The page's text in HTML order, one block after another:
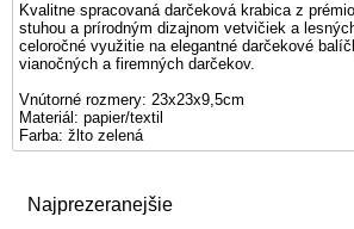
Najprezeranejšie
Kvalitne spracovaná darčeková krabica z
stuhou a prírodným dizajnom vetvičiek a
celoročné využitie na elegantné darčekové
vianočných a firemných darčekov.
Vnútorné rozmery: 23x23x9,5cm
Materiál: papier/textil
Farba: žlto zelená